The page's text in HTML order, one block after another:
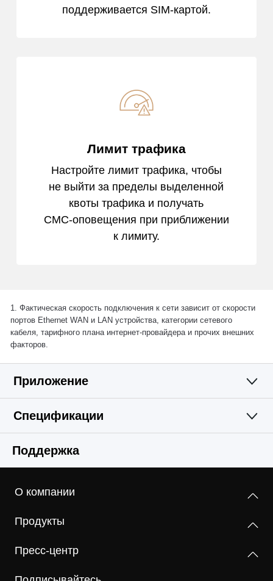
поддерживается SIM‑картой.
Лимит трафика
Настройте лимит трафика, чтобы
не выйти за пределы выделенной
квоты трафика и получать
СМС‑оповещения при приближении
к лимиту.
1. Фактическая скорость подключения к сети зависит от скорости
портов Ethernet WAN и LAN устройства, категории сетевого
кабеля, тарифного плана интернет‑провайдера и прочих внешних
факторов.
Приложение
Простое и
функциональное
Спецификации
Wi-Fi
IEEE 802.11b/g/n
Диапазон частот (приём и передача)
2,4 ГГц
Сервер
90 × 92 × 150,5 мм
Поддержка
О компании
Продукты
Пресс-центр